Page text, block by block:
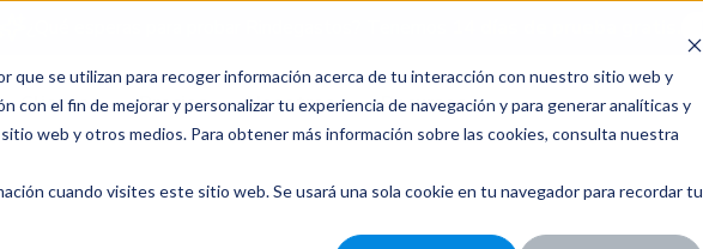
que se utilizan para recoger información acerca de tu interacción con nuestro sitio web y
con el fin de mejorar y personalizar tu experiencia de navegación y para generar analíticas y
web y otros medios. Para obtener más información sobre las cookies, consulta nuestra
cuando visites este sitio web. Se usará una sola cookie en tu navegador para recordar tu
Clientes Precios Nosotros Recursos